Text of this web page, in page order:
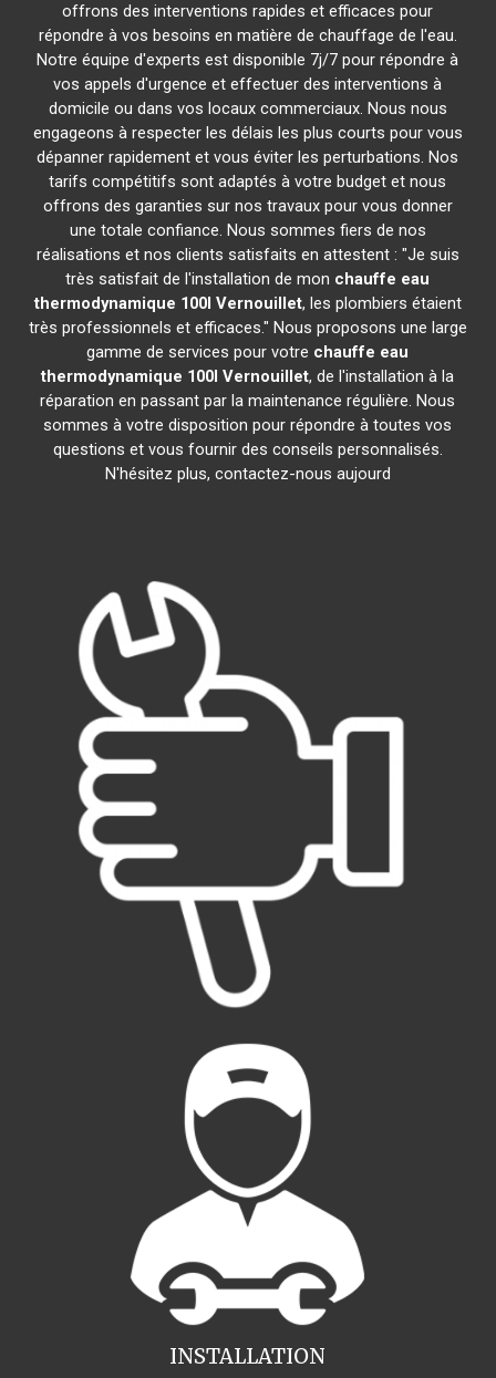
offrons des interventions rapides et efficaces pour
répondre à vos besoins en matière de chauffage de l'eau.
Notre équipe d'experts est disponible 7j/7 pour répondre à
vos appels d'urgence et effectuer des interventions à
domicile ou dans vos locaux commerciaux. Nous nous
engageons à respecter les délais les plus courts pour vous
dépanner rapidement et vous éviter les perturbations. Nos
tarifs compétitifs sont adaptés à votre budget et nous
offrons des garanties sur nos travaux pour vous donner
une totale confiance. Nous sommes fiers de nos
réalisations et nos clients satisfaits en attestent : "Je suis
très satisfait de l'installation de mon chauffe eau
thermodynamique 100l Vernouillet, les plombiers étaient
très professionnels et efficaces." Nous proposons une large
gamme de services pour votre chauffe eau
thermodynamique 100l Vernouillet, de l'installation à la
réparation en passant par la maintenance régulière. Nous
sommes à votre disposition pour répondre à toutes vos
questions et vous fournir des conseils personnalisés.
N'hésitez plus, contactez-nous aujourd
INSTALLATION